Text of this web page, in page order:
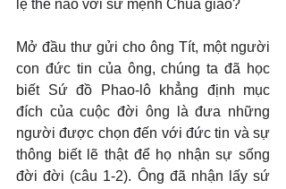
lệ thế nào với sứ mệnh Chúa giao?
Mở đầu thư gửi cho ông Tít, một người
con đức tin của ông, chúng ta đã học
biết Sứ đồ Phao-lô khẳng định mục
đích của cuộc đời ông là đưa những
người được chọn đến với đức tin và sự
thông biết lẽ thật để họ nhận sự sống
đời đời (câu 1-2). Ông đã nhận lấy sứ